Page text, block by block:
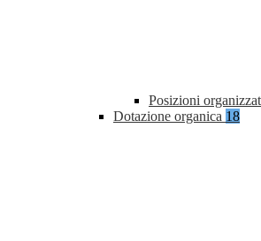
Posizioni
Dotazione organica 18